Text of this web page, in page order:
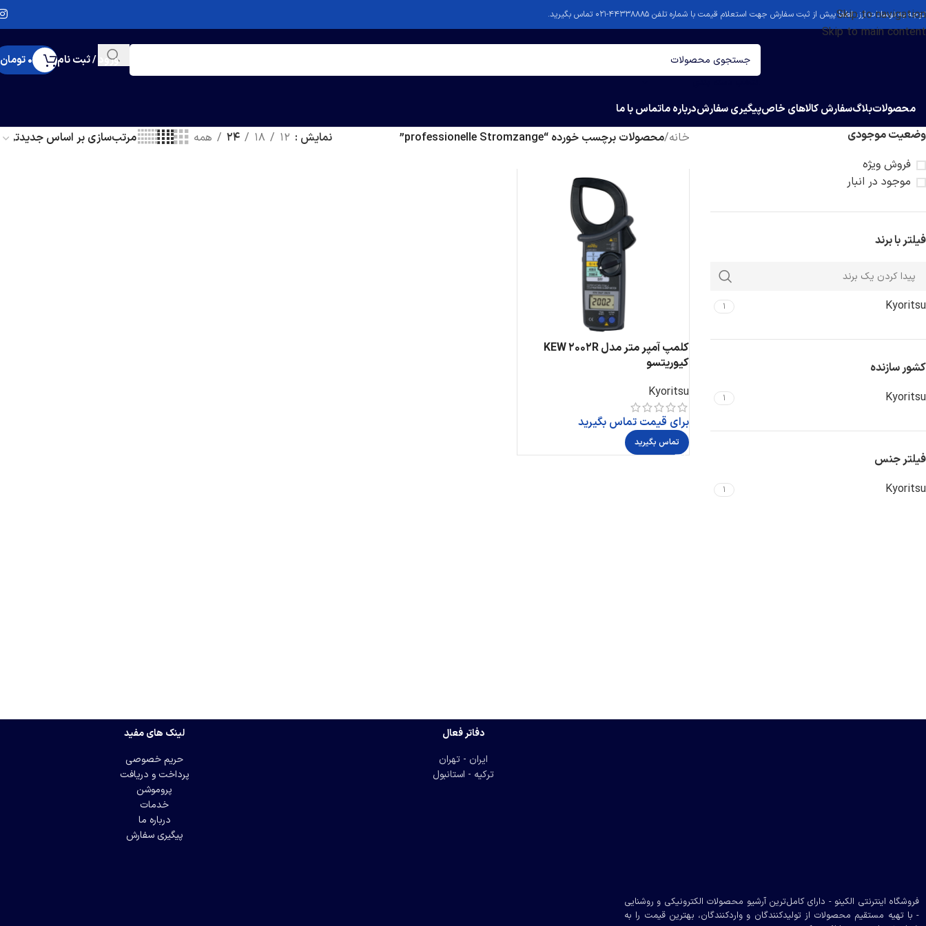
Skip to navigation
Skip to main content
به نوسانات ارز، لطفا پیش از ثبت سفارش جهت استعلام قیمت با شماره تلفن ۴۴۳۳۸۸۸۵-۰۲۱ تماس بگیرید.
ورود / ثبت نام 0تومان
محصولاتبلاگسفارش کالاهای خاصپیگیری سفارشدرباره ماتماس با ما
وضعیت موجودی
فروش ویژه
موجود در انبار
فیلتر با برند
Kyoritsu
1
کشور سازنده
Kyoritsu
1
فیلتر جنس
Kyoritsu
1
خانه/محصولات برچسب خورده “professionelle Stromzange” نمایش 12
18
24 همه
کلمپ آمپر متر مدل KEW 2002R
کیوریتسو
Kyoritsu
برای قیمت تماس بگیرید
تماس بگیرید
فروشگاه اینترنتی الکینو - دارای کامل‌ترین آرشیو محصولات الکترونیکی و روشنایی
- با تهیه مستقیم محصولات از تولیدکنندگان و واردکنندگان، بهترین قیمت را به
دفاتر فعال
ایران - تهران
ترکیه - استانبول
لینک های مفید
حریم خصوصی
پرداخت و دریافت
پروموشن
خدمات
درباره ما
پیگیری سفارش